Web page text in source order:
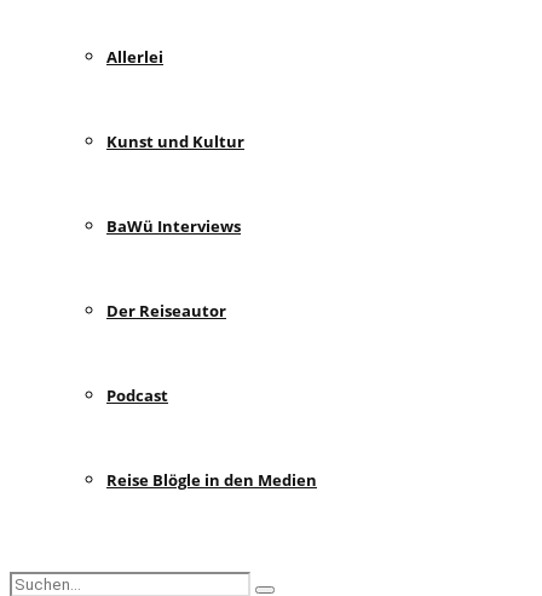
Allerlei
Kunst und Kultur
BaWü Interviews
Der Reiseautor
Podcast
Reise Blögle in den Medien
Search